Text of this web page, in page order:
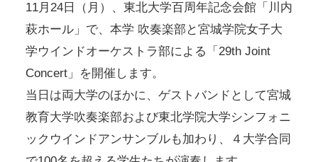
11月24日（月）、東北大学百周年記念会館「川内
萩ホール」で、本学 吹奏楽部と宮城学院女子大
学ウインドオーケストラ部による「29th Joint
Concert」を開催します。
当日は両大学のほかに、ゲストバンドとして宮城
教育大学吹奏楽部および東北学院大学シンフォニ
ックウインドアンサンブルも加わり、４大学合同